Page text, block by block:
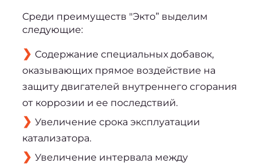
Среди преимуществ "Экто” выделим
следующие:
Содержание специальных добавок,
оказывающих прямое воздействие на
защиту двигателей внутреннего сгорания
от коррозии и ее последствий.
Увеличение срока эксплуатации
катализатора.
Увеличение интервала между